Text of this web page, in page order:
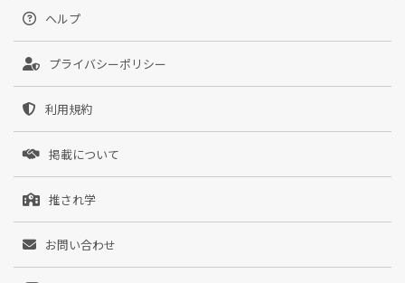
ヘルプ
プライバシーポリシー
利用規約
掲載について
推され学
お問い合わせ